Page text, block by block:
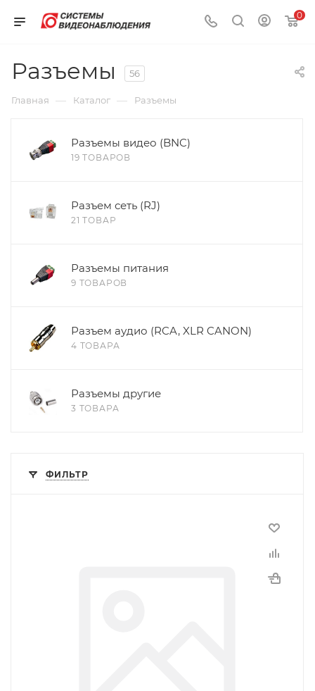
0
Разъемы 56
Главная — Каталог — Разъемы
Разъемы видео (BNC)
19 ТОВАРОВ
Разъем сеть (RJ)
21 ТОВАР
Разъемы питания
9 ТОВАРОВ
Разъем аудио (RCA, XLR CANON)
4 ТОВАРА
Разъемы другие
3 ТОВАРА
ФИЛЬТР